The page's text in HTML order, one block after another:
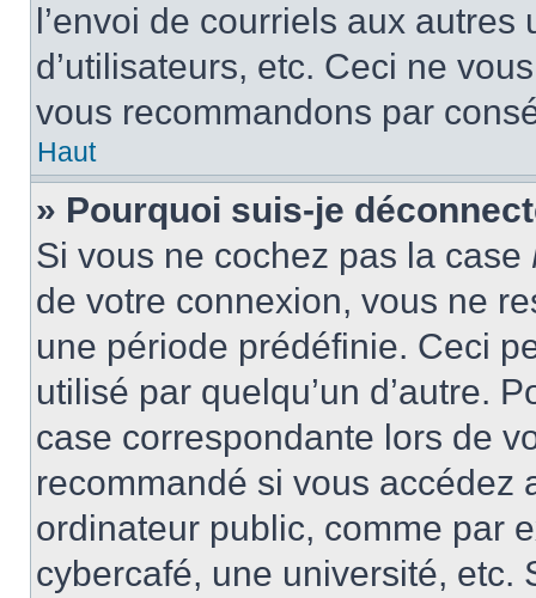
l’envoi de courriels aux
d’utilisateurs, etc. Ceci ne
vous recommandons par
Haut
» Pourquoi suis-je
Si vous ne cochez pas la case
de votre connexion, vous ne
une période prédéfinie. Ceci
utilisé par quelqu’un d’autre.
case correspondante lors de
recommandé si vous accédez
ordinateur public, comme par
cybercafé, une université, etc.